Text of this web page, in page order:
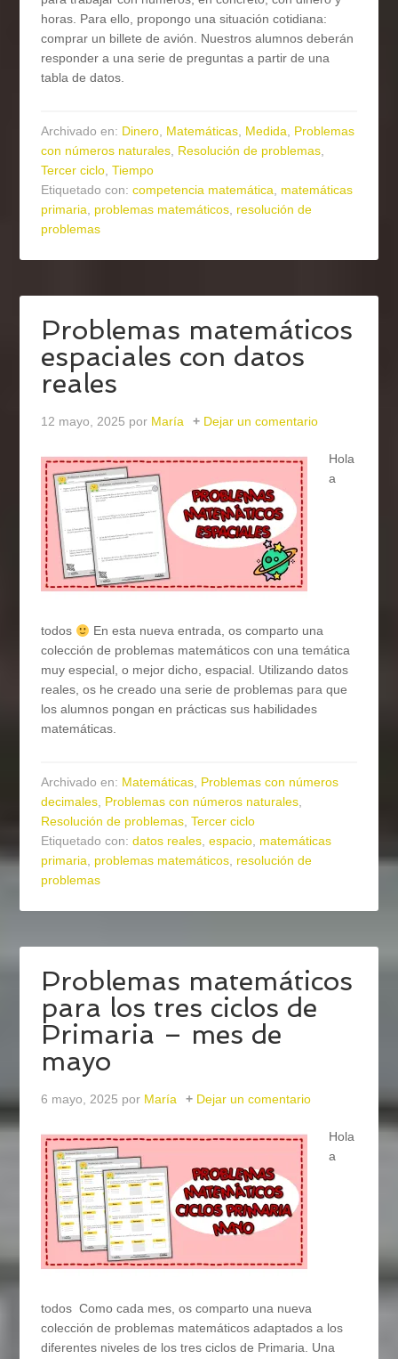
horas. Para ello, propongo una situación cotidiana:
comprar un billete de avión. Nuestros alumnos deberán
responder a una serie de preguntas a partir de una
tabla de datos.
Archivado en: Dinero, Matemáticas, Medida, Problemas
con números naturales, Resolución de problemas,
Tercer ciclo,Tiempo
Etiquetado con:competencia matemática, matemáticas
primaria, problemas matemáticos, resolución de
problemas
Problemas matemáticos
espaciales con datos
reales
12 mayo, 2025 por María Dejar un comentario
Hola
a
todos
En esta nueva entrada, os comparto una
colección de problemas matemáticos con una temática
muy especial, o mejor dicho, espacial. Utilizando datos
reales, os he creado una serie de problemas para que
los alumnos pongan en prácticas sus habilidades
matemáticas.
Archivado en: Matemáticas, Problemas con números
decimales, Problemas con números naturales,
Resolución de problemas,Tercer ciclo
Etiquetado con:datos reales,espacio, matemáticas
primaria, problemas matemáticos, resolución de
problemas
Problemas matemáticos
para los tres ciclos de
Primaria – mes de
mayo
6 mayo, 2025 por María Dejar un comentario
Hola
a
todos Como cada mes, os comparto una nueva
colección de problemas matemáticos adaptados a los
diferentes niveles de los tres ciclos de Primaria. Una